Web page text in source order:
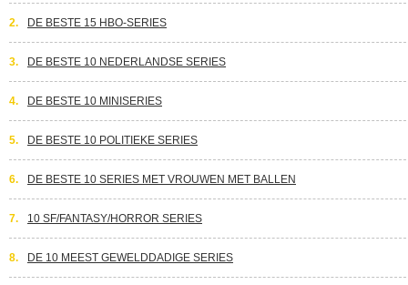
2. DE BESTE 15 HBO-SERIES
3. DE BESTE 10 NEDERLANDSE SERIES
4. DE BESTE 10 MINISERIES
5. DE BESTE 10 POLITIEKE SERIES
6. DE BESTE 10 SERIES MET VROUWEN MET BALLEN
7. 10 SF/FANTASY/HORROR SERIES
8. DE 10 MEEST GEWELDDADIGE SERIES